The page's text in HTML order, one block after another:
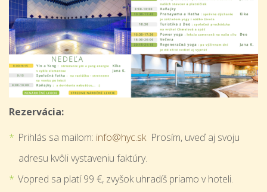
Rezervácia:
Prihlás sa mailom: info@hyc.sk Prosím, uveď aj svoju
adresu kvôli vystaveniu faktúry.
Vopred sa platí 99 €, zvyšok uhradíš priamo v hoteli.